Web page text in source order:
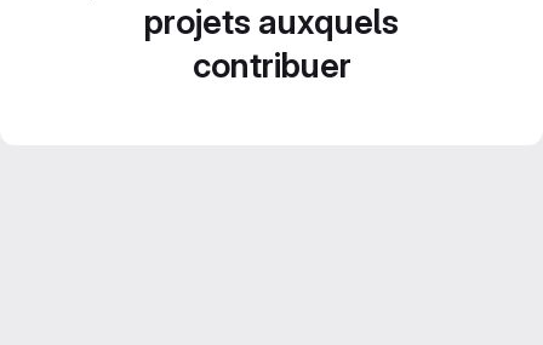
projets auxquels
contribuer